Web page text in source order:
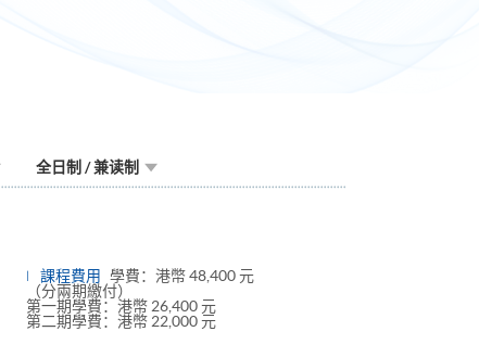
全日制 / 兼读制
課程費用
學費：港幣 48,400 元
（分兩期繳付）
第一期學費：港幣 26,400 元
第二期學費：港幣 22,000 元